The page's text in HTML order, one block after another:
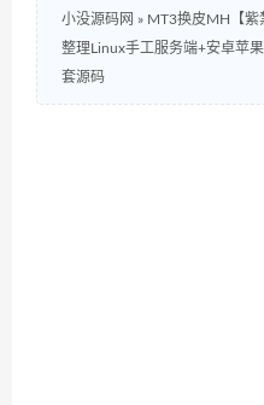
小没源码网 » MT3换皮MH【紫
整理Linux手工服务端+安卓苹
套源码